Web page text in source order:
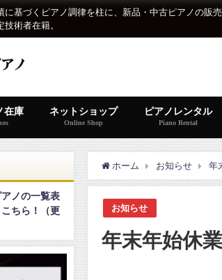
基づくピアノ調律を柱に、新品・中古ピアノの販
術者在籍。
在庫 ネットショップ
Online Shop
ピアノレンタル
Piano Rental
ホーム お知らせ 年
お知らせ
年末年始休
ノの一覧表
ちら！（更